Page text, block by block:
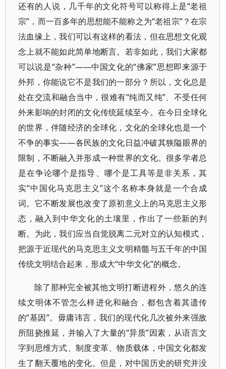
还有的人说，几千年的文化符号可以称得上是“老祖
宗”，而一百多年的思想能不能称之为“老祖宗”？在宗
法血缘上，我们可以有这样的看法，但在思想文化观
念上就不能如此简单地断言。若非如此，我们大家都
可以说是“杂种”——中国文化的“佛家”思想即来源于
外邦，你能说它不是我们的一部分？所以，文化总是
处在交流和融合当中，很难有“纯而又纯”、不受任何
外来影响的封闭的文化传统延续至今。在今日全球化
的世界，伴随经济的全球化，文化的全球化也是一个
不争的事实——各民族的文化日益冲破其狭隘眼界的
限制，不断融入并形成一种世界的文化。很多学者总
是在争论哪个是指导、哪个是工具等是非关系，其
实“中国化马克思主义”这个名称本身就是一个合成
词。它不断发展也改变了原初意义上的马克思主义形
态，融入到中华文化的土壤里，作出了一些新的判
断。为此，我们应当自觉脱离二元对立的认知模式，
把源于近现代的马克思主义文明精髓与五千年的中国
传统文明结合起来，形成大“中华文化”的概念。
除了那种完全被其他文明打断进程外，悠久的连
续文明体不管怎么样进化和融合，都包含着其遗传
的“基因”。毋庸讳言，我们的现代化几次被外来强敌
所阻挠推延，并输入了大量的“异质”因素，从语言文
字到思维方式、制度变革、物质载体，中国文化都发
生了翻天覆地的变化。但是，对中国历史的研究并没